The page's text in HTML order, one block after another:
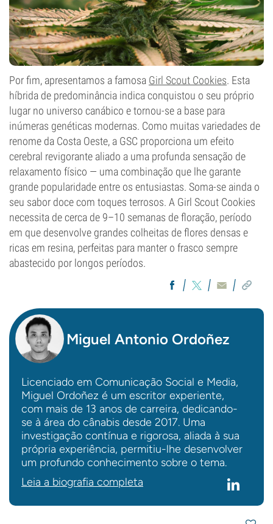
Por fim, apresentamos a famosa Girl Scout Cookies. Esta
híbrida de predominância indica conquistou o seu próprio
lugar no universo canábico e tornou-se a base para
inúmeras genéticas modernas. Como muitas variedades de
renome da Costa Oeste, a GSC proporciona um efeito
cerebral revigorante aliado a uma profunda sensação de
relaxamento físico — uma combinação que lhe garante
grande popularidade entre os entusiastas. Soma-se ainda o
seu sabor doce com toques terrosos. A Girl Scout Cookies
necessita de cerca de 9–10 semanas de floração, período
em que desenvolve grandes colheitas de flores densas e
ricas em resina, perfeitas para manter o frasco sempre
abastecido por longos períodos.
Miguel Antonio Ordoñez
Licenciado em Comunicação Social e Media,
Miguel Ordoñez é um escritor experiente,
com mais de 13 anos de carreira, dedicando-
se à área do cânabis desde 2017. Uma
investigação contínua e rigorosa, aliada à sua
própria experiência, permitiu-lhe desenvolver
um profundo conhecimento sobre o tema.
Leia a biografia completa